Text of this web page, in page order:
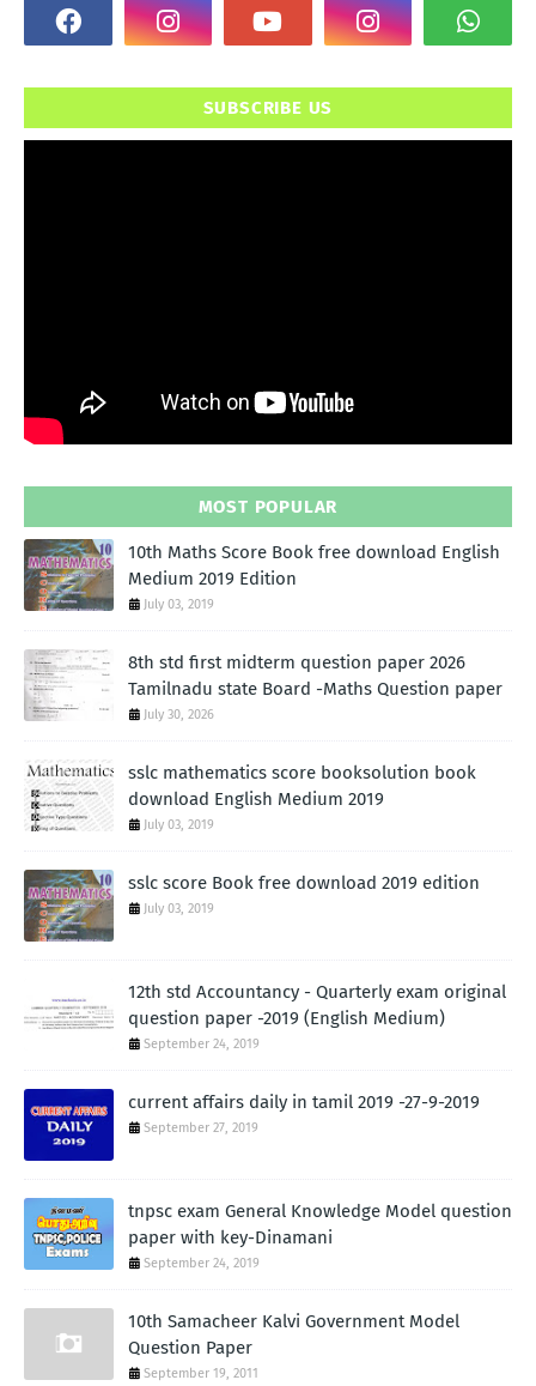
SUBSCRIBE US
MOST POPULAR
10th Maths Score Book free download English
Medium 2019 Edition
July 03, 2019
8th std first midterm question paper 2026
Tamilnadu state Board -Maths Question paper
July 30, 2026
sslc mathematics score booksolution book
download English Medium 2019
July 03, 2019
sslc score Book free download 2019 edition
July 03, 2019
12th std Accountancy - Quarterly exam original
question paper -2019 (English Medium)
September 24, 2019
current affairs daily in tamil 2019 -27-9-2019
September 27, 2019
tnpsc exam General Knowledge Model question
paper with key-Dinamani
September 24, 2019
10th Samacheer Kalvi Government Model
Question Paper
September 19, 2011